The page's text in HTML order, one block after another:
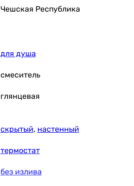
Чешская Республика
для душа
смеситель
глянцевая
скрытый, настенный
термостат
без излива